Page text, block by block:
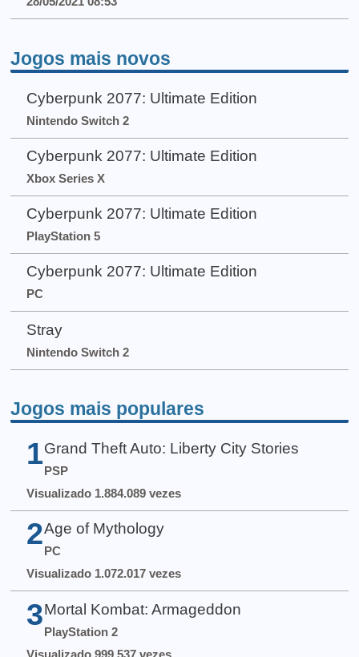
Jogos mais novos
Cyberpunk 2077: Ultimate Edition
Nintendo Switch 2
Cyberpunk 2077: Ultimate Edition
Xbox Series X
Cyberpunk 2077: Ultimate Edition
PlayStation 5
Cyberpunk 2077: Ultimate Edition
PC
Stray
Nintendo Switch 2
Jogos mais populares
1 Grand Theft Auto: Liberty City Stories
PSP
Visualizado 1.884.089 vezes
2 Age of Mythology
PC
Visualizado 1.072.017 vezes
3 Mortal Kombat: Armageddon
PlayStation 2
Visualizado 999.537 vezes